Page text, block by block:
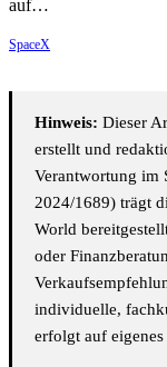
auf…
SpaceX
Hinweis: Dieser
erstellt und
Verantwortung im
2024/1689) trägt
World
oder
individuelle,
erfolgt auf